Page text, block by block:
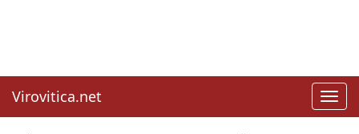
Virovitica.net